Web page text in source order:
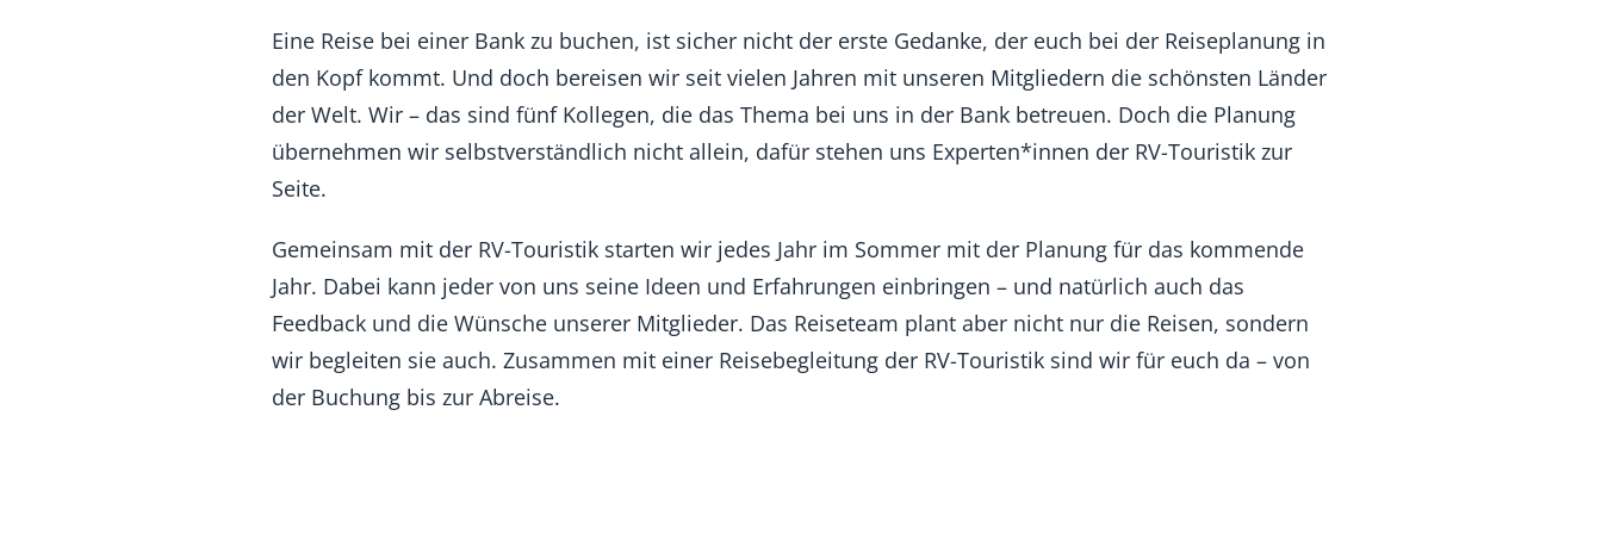
Eine Reise bei einer Bank zu buchen, ist sicher nicht der erste Gedanke, der euch bei der Reiseplanung in
den Kopf kommt. Und doch bereisen wir seit vielen Jahren mit unseren Mitgliedern die schönsten Länder
der Welt. Wir – das sind fünf Kollegen, die das Thema bei uns in der Bank betreuen. Doch die Planung
übernehmen wir selbstverständlich nicht allein, dafür stehen uns Experten*innen der RV-Touristik zur
Seite.
Gemeinsam mit der RV-Touristik starten wir jedes Jahr im Sommer mit der Planung für das kommende
Jahr. Dabei kann jeder von uns seine Ideen und Erfahrungen einbringen – und natürlich auch das
Feedback und die Wünsche unserer Mitglieder. Das Reiseteam plant aber nicht nur die Reisen, sondern
wir begleiten sie auch. Zusammen mit einer Reisebegleitung der RV-Touristik sind wir für euch da – von
der Buchung bis zur Abreise.